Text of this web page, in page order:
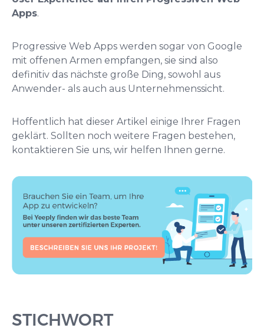
Apps.
Progressive Web Apps werden sogar von Google
mit offenen Armen empfangen, sie sind also
definitiv das nächste große Ding, sowohl aus
Anwender- als auch aus Unternehmenssicht.
Hoffentlich hat dieser Artikel einige Ihrer Fragen
geklärt. Sollten noch weitere Fragen bestehen,
kontaktieren Sie uns, wir helfen Ihnen gerne.
STICHWORT